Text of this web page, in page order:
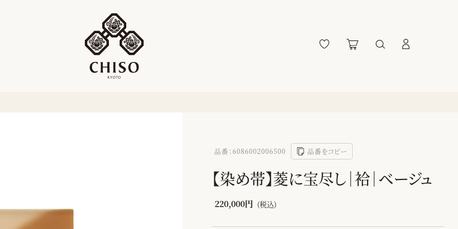
品番：6086002006500 品番をコピー
【染め帯】菱に宝尽し｜袷｜ベージュ
220,000円 (税込)